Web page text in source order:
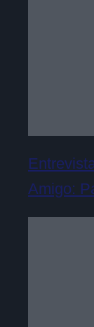
Amigo: